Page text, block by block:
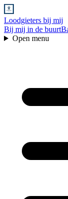
Loodgieters bij mij
Bij mij in de buurt
Open menu